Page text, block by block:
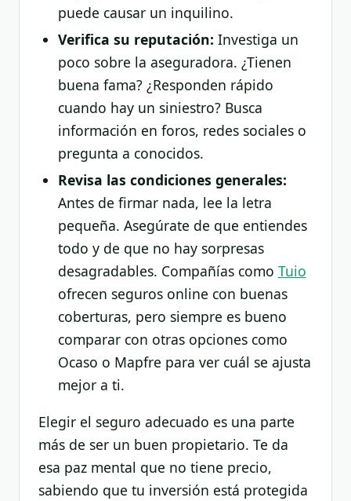
puede causar un inquilino.
Verifica su reputación: Investiga un
poco sobre la aseguradora. ¿Tienen
buena fama? ¿Responden rápido
cuando hay un siniestro? Busca
información en foros, redes sociales o
pregunta a conocidos.
Revisa las condiciones generales:
Antes de firmar nada, lee la letra
pequeña. Asegúrate de que entiendes
todo y de que no hay sorpresas
desagradables. Compañías como Tuio
ofrecen seguros online con buenas
coberturas, pero siempre es bueno
comparar con otras opciones como
Ocaso o Mapfre para ver cuál se ajusta
mejor a ti.
Elegir el seguro adecuado es una parte
más de ser un buen propietario. Te da
esa paz mental que no tiene precio,
sabiendo que tu inversión está protegida